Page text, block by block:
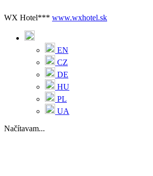
WX Hotel*** www.wxhotel.sk
EN
CZ
DE
HU
PL
UA
Načítavam...